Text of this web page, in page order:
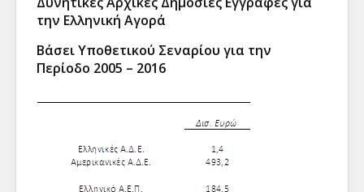
την Ελληνική Αγορά
Βάσει Υποθετικού Σεναρίου για την
Περίοδο 2005 – 2016